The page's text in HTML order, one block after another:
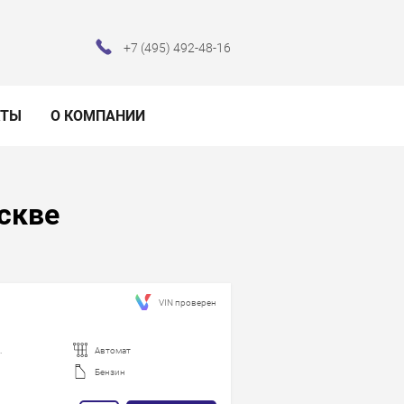
+7 (495) 492-48-16
О КОМПАНИИ
Автомат
Бензин
VIN проверен